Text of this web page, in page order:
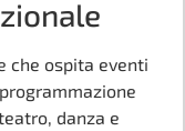
che ospita eventi
danza e